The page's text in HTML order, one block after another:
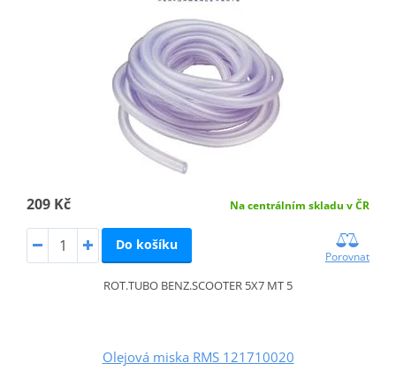
209 Kč Na centrálním skladu v ČR
Do košíku
Porovnat
ROT.TUBO BENZ.SCOOTER 5X7 MT 5
Olejová miska RMS 121710020